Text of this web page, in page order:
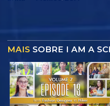
MAIS SOBRE I AM A